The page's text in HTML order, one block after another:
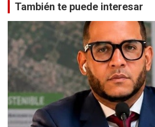
También te puede interesar